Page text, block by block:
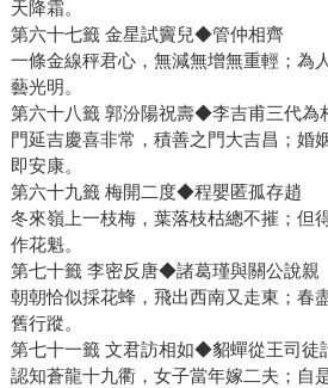
天降霜。
第六十七籤 金星試竇兒◆管仲相齊
一條金線秤君心，無減無增無重輕；為
藝光明。
第六十八籤 郭汾陽祝壽◆李吉甫三代為
門延吉慶喜非常，積善之門大吉昌；婚
即安康。
第六十九籤 梅開二度◆程嬰匿孤存趙
冬來嶺上一枝梅，葉落枝枯總不摧；但
作花魁。
第七十籤 李密反唐◆諸葛瑾與關公說親
朝朝恰似採花蜂，飛出西南又走東；春
舊行蹤。
第七十一籤 文君訪相如◆貂蟬從王司徒
認知蒼龍十九衢，女子當年嫁二夫；自